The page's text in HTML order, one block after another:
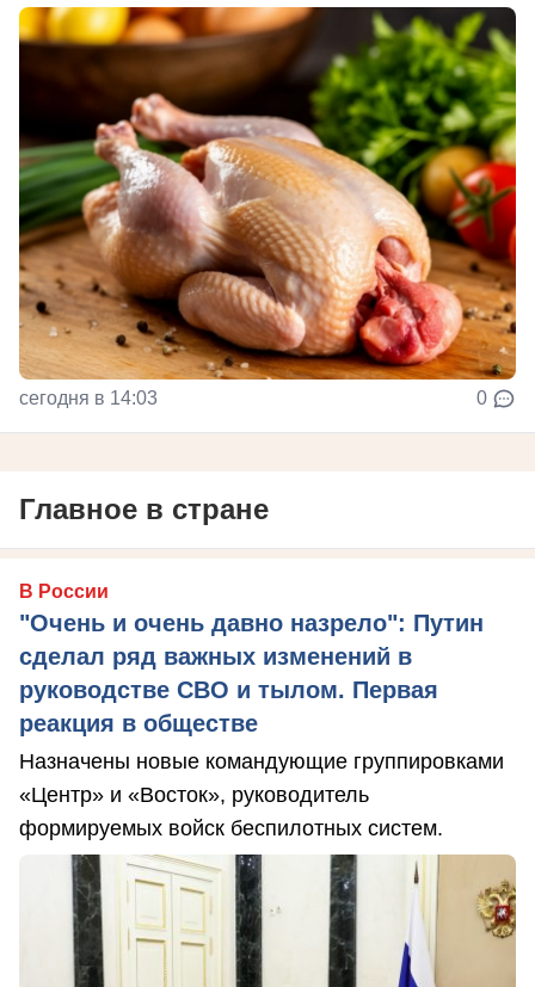
сегодня в 14:03 0
Главное в стране
В России
"Очень и очень давно назрело": Путин
сделал ряд важных изменений в
руководстве СВО и тылом. Первая
реакция в обществе
Назначены новые командующие группировками
«Центр» и «Восток», руководитель
формируемых войск беспилотных систем.